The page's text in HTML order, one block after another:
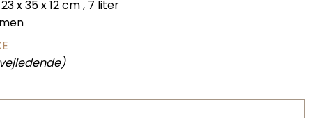
x 35 x 12 cm , 7 liter